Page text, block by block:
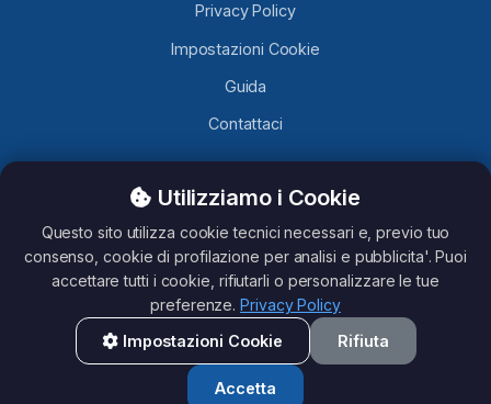
Privacy Policy
Impostazioni Cookie
Guida
Contattaci
TelegramLobby.comè un sito contenente Canali, Gruppi e
Bot Telegram caricati da utenti Telegram, non ci assumiamo
nessuna responsabilità del loro contenuto. Questo sito non è
affiliato con Telegram.
All rights reserved - TelegramLobby ©2026
Utilizziamo i Cookie
Questo sito utilizza cookie tecnici necessari e, previo tuo
consenso, cookie di profilazione per analisi e pubblicita'. Puoi
accettare tutti i cookie, rifiutarli o personalizzare le tue
preferenze.Privacy Policy
Impostazioni Cookie
Rifiuta
Accetta